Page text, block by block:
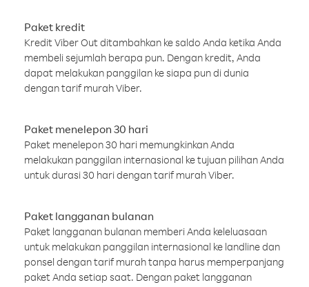
Paket kredit
Kredit Viber Out ditambahkan ke saldo Anda ketika Anda
membeli sejumlah berapa pun. Dengan kredit, Anda
dapat melakukan panggilan ke siapa pun di dunia
dengan tarif murah Viber.
Paket menelepon 30 hari
Paket menelepon 30 hari memungkinkan Anda
melakukan panggilan internasional ke tujuan pilihan Anda
untuk durasi 30 hari dengan tarif murah Viber.
Paket langganan bulanan
Paket langganan bulanan memberi Anda keleluasaan
untuk melakukan panggilan internasional ke landline dan
ponsel dengan tarif murah tanpa harus memperpanjang
paket Anda setiap saat. Dengan paket langganan